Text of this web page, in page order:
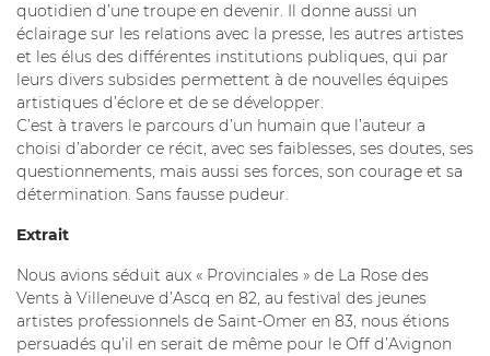
quotidien d’une troupe en devenir. Il donne aussi un
éclairage sur les relations avec la presse, les autres artistes
et les élus des différentes institutions publiques, qui par
leurs divers subsides permettent à de nouvelles équipes
artistiques d’éclore et de se développer.
C’est à travers le parcours d’un humain que l’auteur a
choisi d’aborder ce récit, avec ses faiblesses, ses doutes, ses
questionnements, mais aussi ses forces, son courage et sa
détermination. Sans fausse pudeur.
Extrait
Nous avions séduit aux « Provinciales » de La Rose des
Vents à Villeneuve d’Ascq en 82, au festival des jeunes
artistes professionnels de Saint-Omer en 83, nous étions
persuadés qu’il en serait de même pour le Off d’Avignon